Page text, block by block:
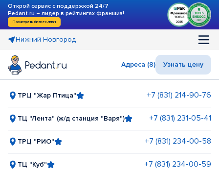
Открой сервис с поддержкой 24/7
Pedant.ru – лидер в рейтингах франшиз!
Посмотреть бизнес-план
Нижний Новгород
Адреса (8) Узнать цену
ТРЦ "Жар Птица" +7 (831) 214-90-76
ТЦ "Лента" (ж/д станция "Варя") +7 (831) 231-05-41
ТРЦ "РИО" +7 (831) 234-00-58
ТЦ "Куб" +7 (831) 234-00-59